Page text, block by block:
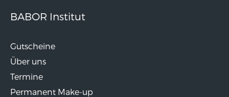
BABOR Institut
Gutscheine
Über uns
Termine
Permanent Make-up